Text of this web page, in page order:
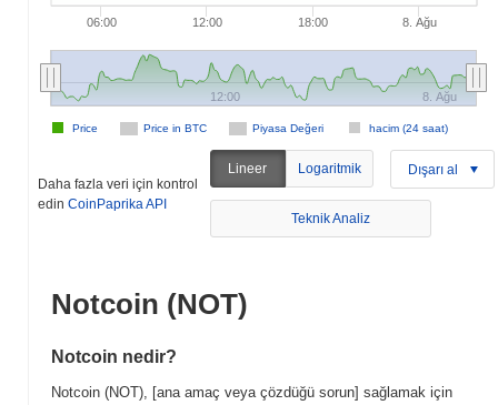
06:00 12:00 18:00 8. Ağu
Price in BTC Piyasa Değeri hacim (24 saat)
Price
12:00 8. Ağu
Daha fazla veri için kontrol
edin CoinPaprika API
Lineer Logaritmik Dışarı al
Teknik Analiz
Notcoin (NOT)
Notcoin nedir?
Notcoin (NOT), [ana amaç veya çözdüğü sorun] sağlamak için